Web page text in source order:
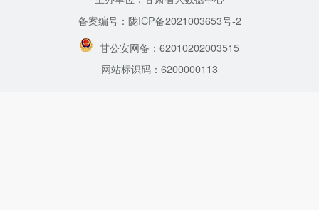
备案编号：陇ICP备2021003653号-2
甘公安网备：62010202003515
网站标识码：6200000113